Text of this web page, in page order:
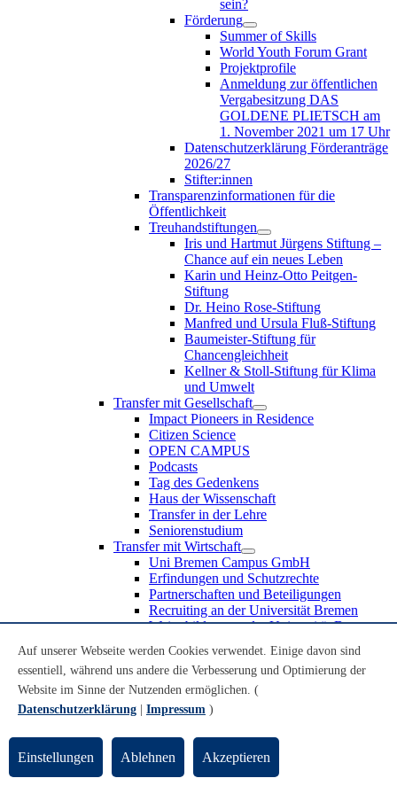
sein?
Förderung
Summer of Skills
World Youth Forum Grant
Projektprofile
Anmeldung zur öffentlichen
Vergabesitzung DAS
GOLDENE PLIETSCH am
1. November 2021 um 17 Uhr
Datenschutzerklärung Förderanträge
2026/27
Stifter:innen
Transparenzinformationen für die
Öffentlichkeit
Treuhandstiftungen
Iris und Hartmut Jürgens Stiftung –
Chance auf ein neues Leben
Karin und Heinz-Otto Peitgen-
Stiftung
Dr. Heino Rose-Stiftung
Manfred und Ursula Fluß-Stiftung
Baumeister-Stiftung für
Chancengleichheit
Kellner & Stoll-Stiftung für Klima
und Umwelt
Transfer mit Gesellschaft
Impact Pioneers in Residence
Citizen Science
OPEN CAMPUS
Podcasts
Tag des Gedenkens
Haus der Wissenschaft
Transfer in der Lehre
Seniorenstudium
Transfer mit Wirtschaft
Uni Bremen Campus GmbH
Erfindungen und Schutzrechte
Partnerschaften und Beteiligungen
Recruiting an der Universität Bremen
Weiterbildung an der Universität Bremen
Schülerinnen und Schüler
MINT-Schnupperstudium
Schulklassen
Lehrkräfte
UniTransfer - Servicestelle für Transferaktivitäten
Transfermagazin der Universität Bremen
Auf unserer Webseite werden Cookies verwendet. Einige davon sind
essentiell, während uns andere die Verbesserung und Optimierung der
Website im Sinne der Nutzenden ermöglichen. (
Datenschutzerklärung
Impressum )
Einstellungen Ablehnen Akzeptieren